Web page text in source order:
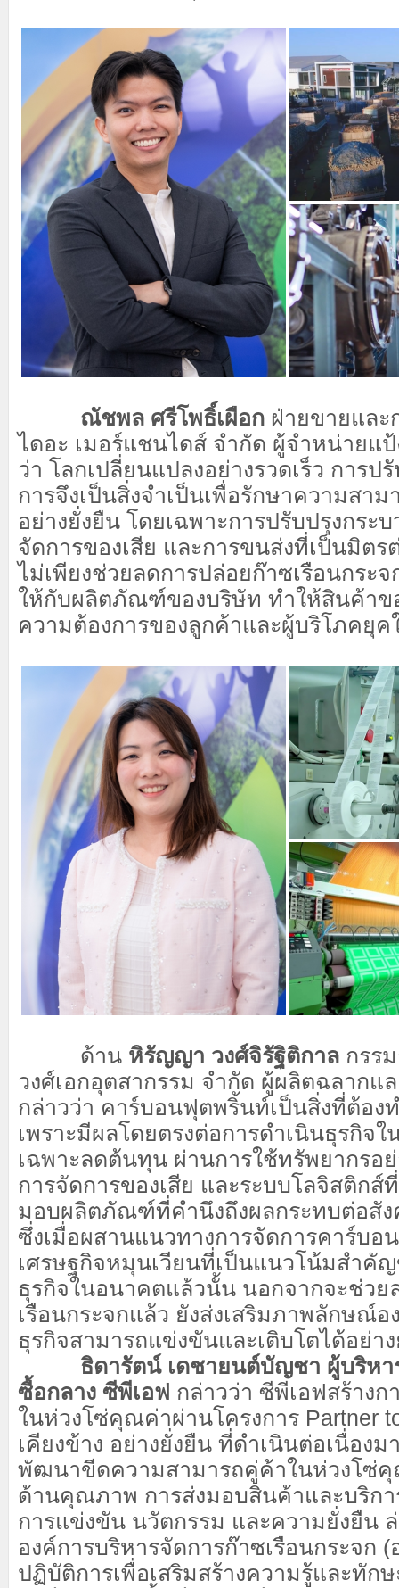
ณัชพล ศรีโพธิ์เผือก ฝ่ายขายและ
ไดอะ เมอร์แชนไดส์ จำกัด ผู้จำหน่ายแ
ว่า โลกเปลี่ยนแปลงอย่างรวดเร็ว การป
การจึงเป็นสิ่งจำเป็นเพื่อรักษาความสา
อย่างยั่งยืน โดยเฉพาะการปรับปรุงกระ
จัดการของเสีย และการขนส่งที่เป็นมิตร
ไม่เพียงช่วยลดการปล่อยก๊าซเรือนกระ
ให้กับผลิตภัณฑ์ของบริษัท ทำให้สินค้าข
ความต้องการของลูกค้าและผู้บริโภคยุ
ด้าน หิรัญญา วงศ์จิรัฐิติกาล กรร
วงศ์เอกอุตสากรรม จำกัด ผู้ผลิตฉลาก
กล่าวว่า คาร์บอนฟุตพริ้นท์เป็นสิ่งที่ต้อง
เพราะมีผลโดยตรงต่อการดำเนินธุรกิจใ
เฉพาะลดต้นทุน ผ่านการใช้ทรัพยากรอ
การจัดการของเสีย และระบบโลจิสติกส์
มอบผลิตภัณฑ์ที่คำนึงถึงผลกระทบต่อสัง
ซึ่งเมื่อผสานแนวทางการจัดการคาร์บอ
เศรษฐกิจหมุนเวียนที่เป็นแนวโน้มสำคั
ธุรกิจในอนาคตแล้วนั้น นอกจากจะช่วย
เรือนกระจกแล้ว ยังส่งเสริมภาพลักษณ์อ
ธุรกิจสามารถแข่งขันและเติบโตได้อย่า
ธิดารัตน์ เดชายนต์บัญชา ผู้บริหา
ซื้อกลาง ซีพีเอฟ กล่าวว่า ซีพีเอฟสร้าง
ในห่วงโซ่คุณค่าผ่านโครงการ Partner
เคียงข้าง อย่างยั่งยืน ที่ดำเนินต่อเนื่องม
พัฒนาขีดความสามารถคู่ค้าในห่วงโซ่
ด้านคุณภาพ การส่งมอบสินค้าและบริกา
การแข่งขัน นวัตกรรม และความยั่งยืน
องค์การบริหารจัดการก๊าซเรือนกระจก
ปฏิบัติการเพื่อเสริมสร้างความรู้และทักษ